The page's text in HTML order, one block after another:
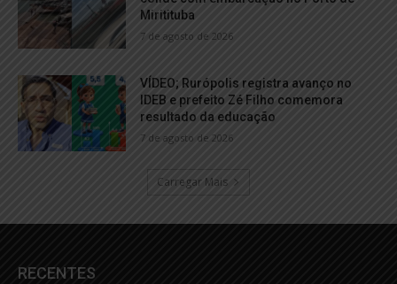
Miritituba
7 de agosto de 2026
VÍDEO; Rurópolis registra avanço no
IDEB e prefeito Zé Filho comemora
resultado da educação
7 de agosto de 2026
Carregar Mais
RECENTES